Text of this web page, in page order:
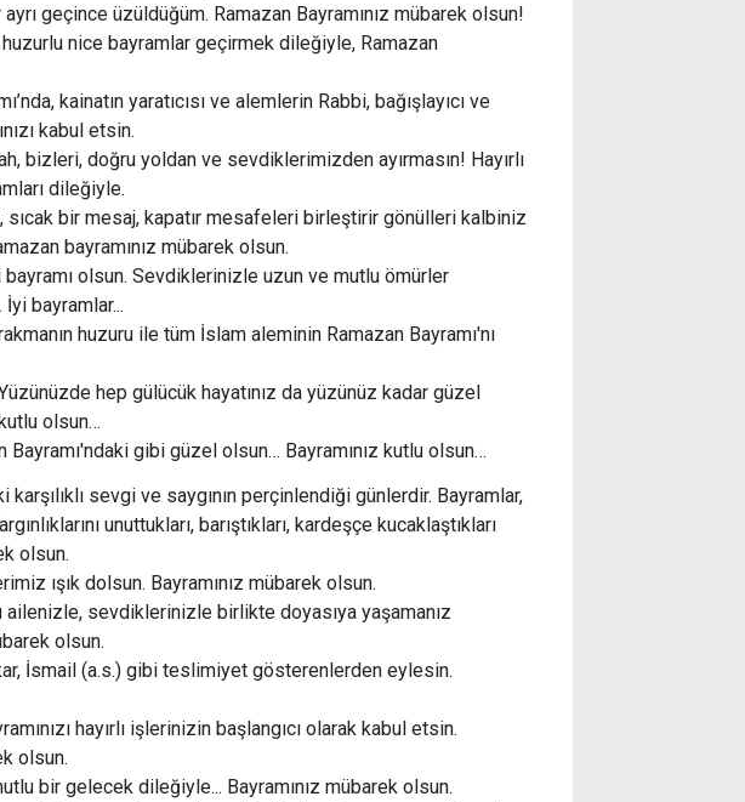
geçince üzüldüğüm. Ramazan Bayramınız mübarek olsun!
nice bayramlar geçirmek dileğiyle, Ramazan
kainatın yaratıcısı ve alemlerin Rabbi, bağışlayıcı ve
kabul etsin.
bizleri, doğru yoldan ve sevdiklerimizden ayırmasın! Hayırlı
dileğiyle.
sıcak bir mesaj, kapatır mesafeleri birleştirir gönülleri kalbiniz
bayramınız mübarek olsun.
olsun. Sevdiklerinizle uzun ve mutlu ömürler
bayramlar...
huzuru ile tüm İslam aleminin Ramazan Bayramı'nı
hep gülücük hayatınız da yüzünüz kadar güzel
olsun…
Bayramı'ndaki gibi güzel olsun… Bayramınız kutlu olsun…
karşılıklı sevgi ve saygının perçinlendiği günlerdir. Bayramlar,
unuttukları, barıştıkları, kardeşçe kucaklaştıkları
olsun.
ışık dolsun. Bayramınız mübarek olsun.
sevdiklerinizle birlikte doyasıya yaşamanız
olsun.
İsmail (a.s.) gibi teslimiyet gösterenlerden eylesin.
hayırlı işlerinizin başlangıcı olarak kabul etsin.
olsun.
bir gelecek dileğiyle... Bayramınız mübarek olsun.